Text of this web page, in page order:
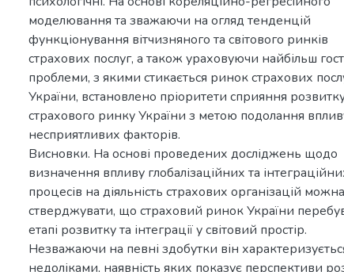
моделювання та зважаючи на огляд тенденцій
функціонування вітчизняного та світового ринків
страхових послуг, а також ураховуючи найбільш
проблеми, з якими стикається ринок страхових
України, встановлено пріоритети сприяння
страхового ринку України з метою подолання
несприятливих факторів.
Висновки. На основі проведених досліджень щодо
визначення впливу глобалізаційних та
процесів на діяльність страхових організацій можна
стверджувати, що страховий ринок України
етапі розвитку та інтеграції у світовий простір.
Незважаючи на певні здобутки він
недоліками, наявність яких показує перспективи